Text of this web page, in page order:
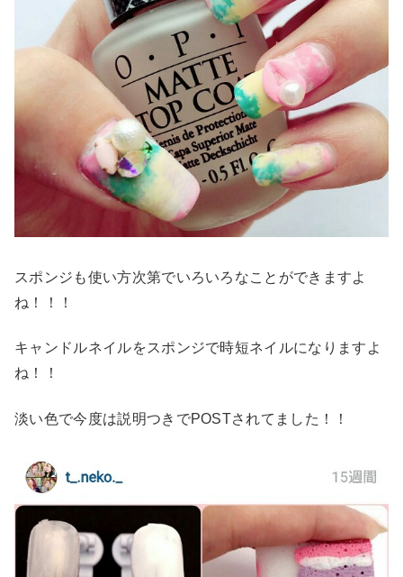
スポンジも使い方次第でいろいろなことができますよ
ね！！！
キャンドルネイルをスポンジで時短ネイルになりますよ
ね！！
淡い色で今度は説明つきでPOSTされてました！！